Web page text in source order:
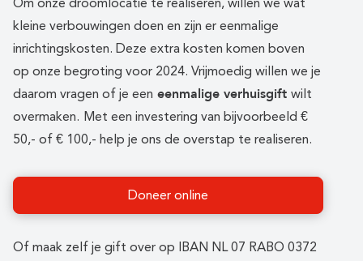
kleine verbouwingen doen en zijn er eenmalige
inrichtingskosten. Deze extra kosten komen boven
op onze begroting voor 2024. Vrijmoedig willen we je
daarom vragen of je een eenmalige verhuisgift wilt
overmaken. Met een investering van bijvoorbeeld €
50,- of € 100,- help je ons de overstap te realiseren.
Doneer online
Of maak zelf je gift over op IBAN NL 07 RABO 0372